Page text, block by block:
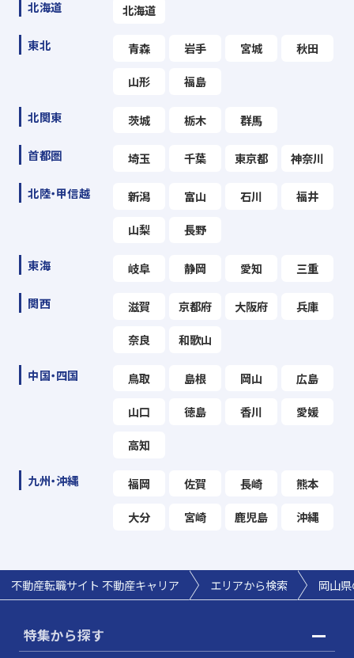
北海道 北海道
東北 青森 岩手 宮城 秋田
山形 福島
北関東 茨城 栃木 群馬
首都圏 埼玉 千葉 東京都 神奈川
北陸・甲信越 新潟 富山 石川 福井
山梨 長野
東海 岐阜 静岡 愛知 三重
関西 滋賀 京都府 大阪府 兵庫
奈良 和歌山
中国・四国 鳥取 島根 岡山 広島
山口 徳島 香川 愛媛
高知
九州・沖縄 福岡 佐賀 長崎 熊本
大分 宮崎 鹿児島 沖縄
不動産転職サイト 不動産キャリア エリアから検索 岡山
特集から探す